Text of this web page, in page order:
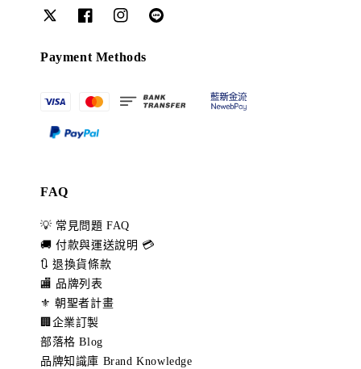
Payment Methods
FAQ
💡 常見問題 FAQ
🚚 付款與運送說明 💳
🔃 退換貨條款
🏬 品牌列表
⚜️ 朝聖者計畫
🏢企業訂製
部落格 Blog
品牌知識庫 Brand Knowledge